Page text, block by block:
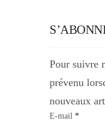
Pour suivre
prévenu
nouveaux
E-mail *